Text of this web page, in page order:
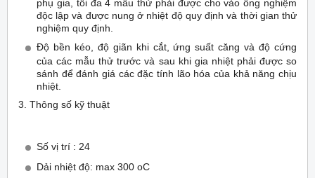
phụ gia, tối đa 4 mẫu thử phải được cho vào ống nghiệm
độc lập và được nung ở nhiệt độ quy định và thời gian thử
nghiệm quy định.
Độ bền kéo, độ giãn khi cắt, ứng suất căng và độ cứng
của các mẫu thử trước và sau khi gia nhiệt phải được so
sánh để đánh giá các đặc tính lão hóa của khả năng chịu
nhiệt.
3. Thông số kỹ thuật
Số vị trí : 24
Dải nhiệt độ: max 300 oC